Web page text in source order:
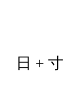
日 + 寸